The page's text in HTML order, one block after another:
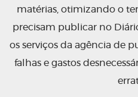
matérias, otimizando o
precisam publicar no
os serviços da agência de
falhas e gastos